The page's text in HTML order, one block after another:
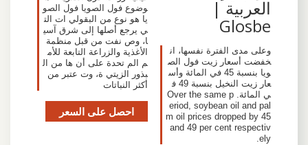
العربية |
Glosbe
وعلى مدى الفترة نفسها، ان
خفضت أسعار زيت فول الص
ويا بنسبة 45 في المائة وأس
عار زيت النخيل بنسبة 49 ف
ي المائة. Over the same p
eriod, soybean oil and pal
m oil prices dropped by 45
and 49 per cent respectiv
ely.
وضوع فول الصويا فول الصو
يا هو نوع من البقولي ات الت
ي يرجع أصلها إلى شرق آسي
ا، وص نفت من قبل منظمة
الأغذية والزراعة التابعة للأم
م الم تحدة على أن ها من ال
بذور الزيتي ة، وت عتبر من
أكثر النباتات
احصل على السعر